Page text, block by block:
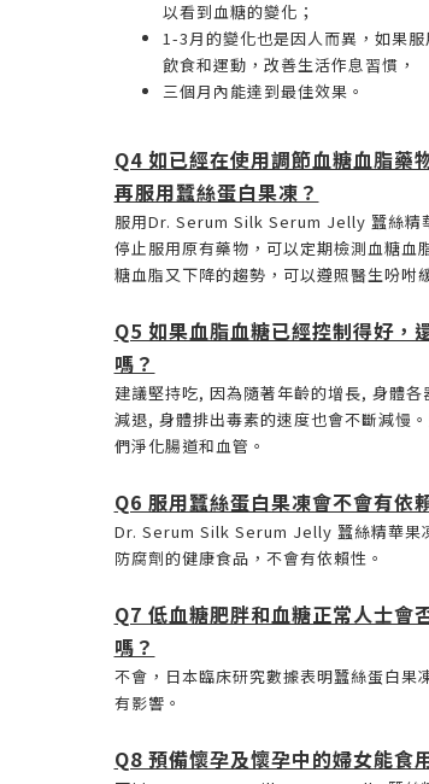
以看到血糖的變化；
1-3月的變化也是因人而異，如果
飲食和運動，改善生活作息習慣，
三個月內能達到最佳效果。
Q4 如已經在使用調節血糖血脂藥
再服用蠶絲蛋白果凍？
服用Dr. Serum Silk Serum Jelly 蠶絲精
停止服用原有藥物，可以定期檢測血糖血
糖血脂又下降的趨勢，可以遵照醫生吩咐
Q5 如果血脂血糖已經控制得好，
嗎？
建議堅持吃, 因為隨著年齡的增長, 身體各
減退, 身體排出毒素的速度也會不斷減慢
們淨化腸道和血管。
Q6 服用蠶絲蛋白果凍會不會有依
Dr. Serum Silk Serum Jelly 蠶絲精華果
防腐劑的健康食品，不會有依賴性。
Q7 低血糖肥胖和血糖正常人士會
嗎？
不會，日本臨床研究數據表明蠶絲蛋白果
有影響。
Q8 預備懷孕及懷孕中的婦女能食